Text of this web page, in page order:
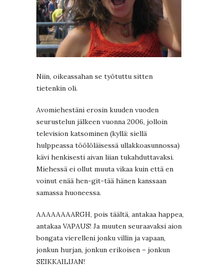
Niin, oikeassahan se työtuttu sitten
tietenkin oli.
Avomiehestäni erosin kuuden vuoden
seurustelun jälkeen vuonna 2006, jolloin
television katsominen (kyllä: siellä
hulppeassa töölöläisessä ullakkoasunnossa)
kävi henkisesti aivan liian tukahduttavaksi.
Miehessä ei ollut muuta vikaa kuin että en
voinut enää hen-git-tää hänen kanssaan
samassa huoneessa.
AAAAAAAARGH, pois täältä, antakaa happea,
antakaa VAPAUS! Ja muuten seuraavaksi aion
bongata vierelleni jonku villin ja vapaan,
jonkun hurjan, jonkun erikoisen – jonkun
SEIKKAILIJAN!